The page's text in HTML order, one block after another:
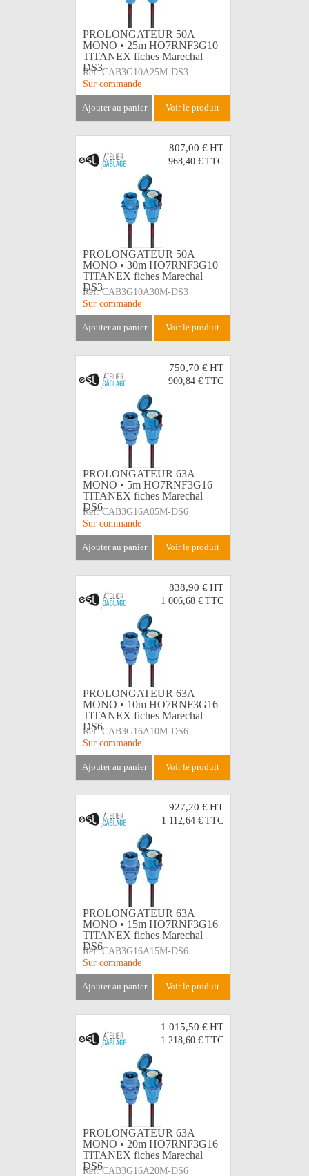
PROLONGATEUR 50A
MONO • 25m HO7RNF3G10
TITANEX fiches Marechal
DS3
Réf: CAB3G10A25M-DS3
Sur commande
ajouter au panier voir le produit
807,00 €HT
968,40 € TTC
PROLONGATEUR 50A
MONO • 30m HO7RNF3G10
TITANEX fiches Marechal
DS3
Réf: CAB3G10A30M-DS3
Sur commande
ajouter au panier voir le produit
750,70 €HT
900,84 € TTC
PROLONGATEUR 63A
MONO • 5m HO7RNF3G16
TITANEX fiches Marechal
DS6
Réf: CAB3G16A05M-DS6
Sur commande
ajouter au panier voir le produit
838,90 €HT
1 006,68 € TTC
PROLONGATEUR 63A
MONO • 10m HO7RNF3G16
TITANEX fiches Marechal
DS6
Réf: CAB3G16A10M-DS6
Sur commande
ajouter au panier voir le produit
927,20 €HT
1 112,64 € TTC
PROLONGATEUR 63A
MONO • 15m HO7RNF3G16
TITANEX fiches Marechal
DS6
Réf: CAB3G16A15M-DS6
Sur commande
ajouter au panier voir le produit
1 015,50 €HT
1 218,60 € TTC
PROLONGATEUR 63A
MONO • 20m HO7RNF3G16
TITANEX fiches Marechal
DS6
Réf: CAB3G16A20M-DS6